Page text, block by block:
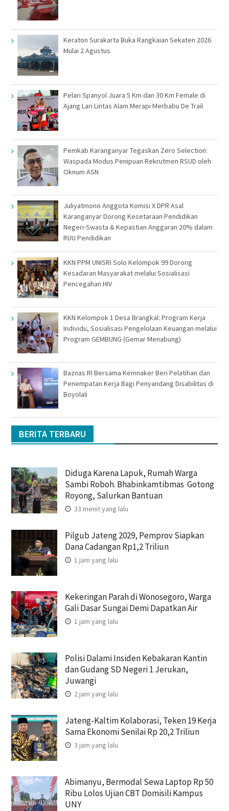
Keraton Surakarta Buka Rangkaian Sekaten 2026
Mulai 2 Agustus
Pelari Spanyol Juara 5 Km dan 30 Km Female di
Ajang Lari Lintas Alam Merapi Merbabu De Trail
Pemkab Karanganyar Tegaskan Zero Selection:
Waspada Modus Penipuan Rekrutmen RSUD oleh
Oknum ASN
Juliyatmono Anggota Komisi X DPR Asal
Karanganyar Dorong Kesetaraan Pendidikan
Negeri-Swasta & Kepastian Anggaran 20% dalam
RUU Pendidikan
KKN PPM UNISRI Solo Kelompok 99 Dorong
Kesadaran Masyarakat melalui Sosialisasi
Pencegahan HIV
KKN Kelompok 1 Desa Brangkal: Program Kerja
Individu, Sosialisasi Pengelolaan Keuangan melalui
Program GEMBUNG (Gemar Menabung)
Baznas RI Bersama Kemnaker Beri Pelatihan dan
Penempatan Kerja Bagi Penyandang Disabilitas di
Boyolali
BERITA TERBARU
Diduga Karena Lapuk, Rumah Warga
Sambi Roboh. Bhabinkamtibmas Gotong
Royong, Salurkan Bantuan
33 menit yang lalu
Pilgub Jateng 2029, Pemprov Siapkan
Dana Cadangan Rp1,2 Triliun
1 jam yang lalu
Kekeringan Parah di Wonosegoro, Warga
Gali Dasar Sungai Demi Dapatkan Air
1 jam yang lalu
Polisi Dalami Insiden Kebakaran Kantin
dan Gudang SD Negeri 1 Jerukan,
Juwangi
2 jam yang lalu
Jateng-Kaltim Kolaborasi, Teken 19 Kerja
Sama Ekonomi Senilai Rp 20,2 Triliun
3 jam yang lalu
Abimanyu, Bermodal Sewa Laptop Rp 50
Ribu Lolos Ujian CBT Domisili Kampus
UNY